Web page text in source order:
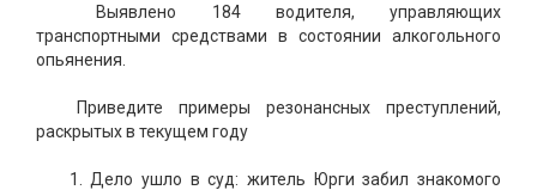
Выявлено 184 водителя, управляющих
транспортными средствами в состоянии алкогольного
опьянения.
Приведите примеры резонансных преступлений,
раскрытых в текущем году
1. Дело ушло в суд: житель Юрги забил знакомого